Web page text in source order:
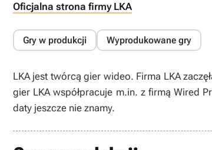
Oficjalna strona firmy LKA
Gry w produkcji Wyprodukowane gry
LKA jest twórcą gier wideo. Firma LKA
gier LKA współpracuje m.in. z firmą Wired
daty jeszcze nie znamy.